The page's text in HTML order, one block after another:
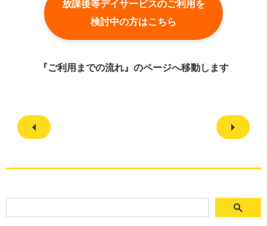
放課後等デイサービスのご利用を
検討中の方はこちら
『ご利用までの流れ』のページへ移動します